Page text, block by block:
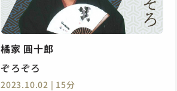
橘家 圓十郎
ぞろぞろ
2023.10.02 | 15分